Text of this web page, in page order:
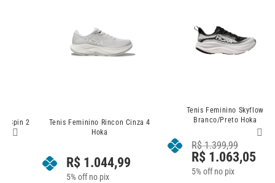
Tenis Feminino Rincon Cinza 4
R$1.044,99
5% off no pix
Tenis Feminino Skyflow
Branco/Preto Hoka
R$1.399,99
R$ 1.063,05
5% off no pix